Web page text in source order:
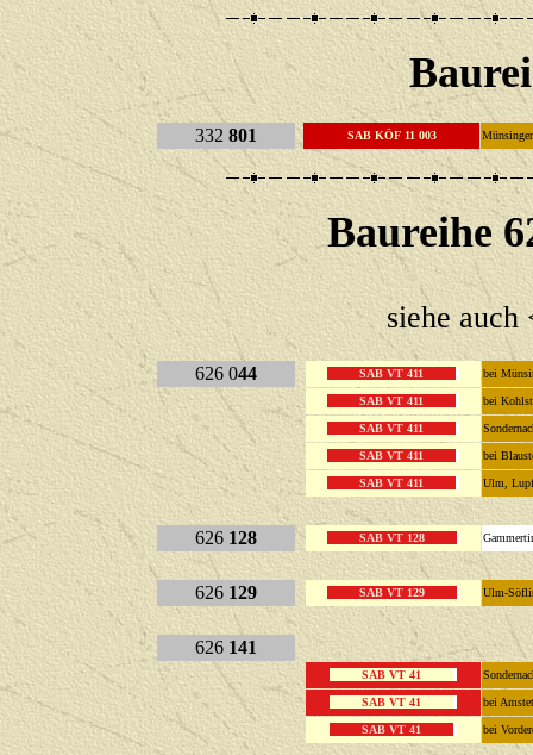
332 801 SAB KÖF 11 003
Baureihe
siehe auch
626 044 SAB VT 411 bei
SAB VT 411 bei
SAB VT 411
SAB VT 411 bei
SAB VT 411 Ulm,
626 128 SAB VT 128
626 129 SAB VT 129 Ulm-
626 141
SAB VT 41
SAB VT 41 bei
SAB VT 41 bei